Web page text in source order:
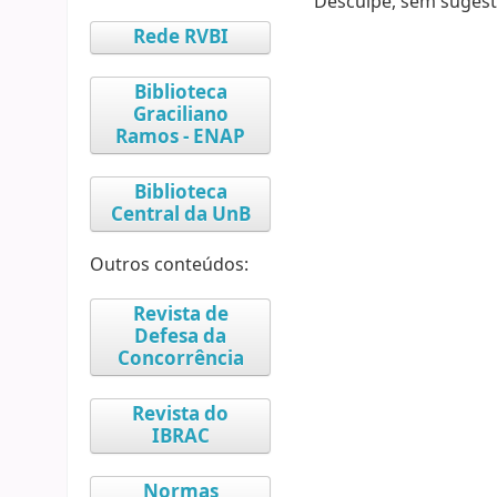
Rede RVBI
Biblioteca
Graciliano
Ramos - ENAP
Biblioteca
Central da UnB
Outros conteúdos:
Revista de
Defesa da
Concorrência
Revista do
IBRAC